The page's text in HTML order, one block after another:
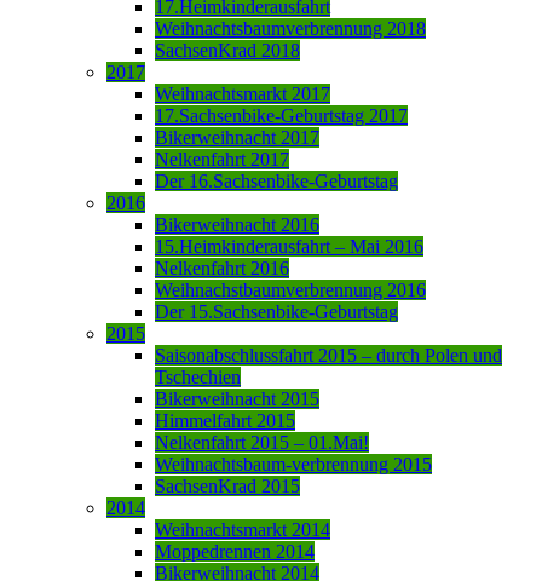
17.Heimkinderausfahrt
Weihnachtsbaumverbrennung 2018
SachsenKrad 2018
2017
Weihnachtsmarkt 2017
17.Sachsenbike-Geburtstag 2017
Bikerweihnacht 2017
Nelkenfahrt 2017
Der 16.Sachsenbike-Geburtstag
2016
Bikerweihnacht 2016
15.Heimkinderausfahrt – Mai 2016
Nelkenfahrt 2016
Weihnachstbaumverbrennung 2016
Der 15.Sachsenbike-Geburtstag
2015
Saisonabschlussfahrt 2015 – durch Polen und
Tschechien
Bikerweihnacht 2015
Himmelfahrt 2015
Nelkenfahrt 2015 – 01.Mai!
Weihnachtsbaum-verbrennung 2015
SachsenKrad 2015
2014
Weihnachtsmarkt 2014
Moppedrennen 2014
Bikerweihnacht 2014